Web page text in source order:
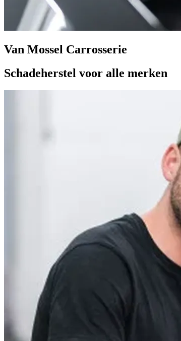
Van Mossel Carrosserie
Schadeherstel voor alle merken